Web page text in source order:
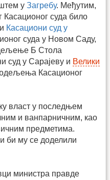
у Загребу. Међутим,
Касационог суда било
Касациони суд у
суда у Новом Саду,
Б Стола
суд у Сарајеву и Велики
одељења Касационог
власт у последњем
и ванпарничним, као
предметима.
би му се доделили
министра правде